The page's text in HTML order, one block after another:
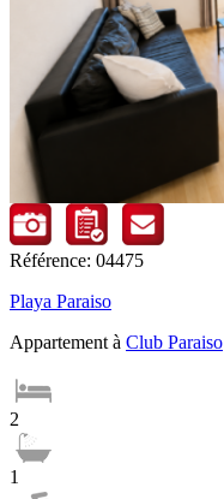
Référence: 04475
Playa Paraiso
Appartement à Club Paraiso
2
1